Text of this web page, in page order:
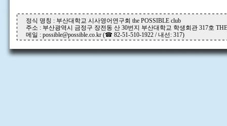
정식 명칭 : 부산대학교 시사영어연구회 the POSSIBLE club
주소 : 부산광역시 금정구 장전동 산 30번지 부산대학교 학생회관 317호
메일 : possible@possible.co.kr (☎ 82-51-510-1922 / 내선: 317)